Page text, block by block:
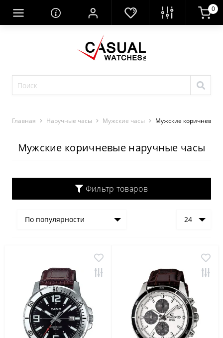
0
Главная Наручные часы Мужские часы Мужские коричневые
Мужские коричневые наручные часы
Фильтр товаров
По популярности 24